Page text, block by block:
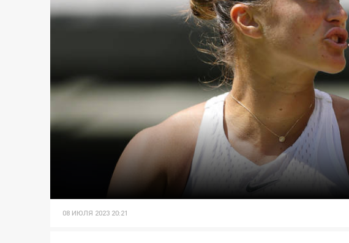
08 ИЮЛЯ 2023 20:21